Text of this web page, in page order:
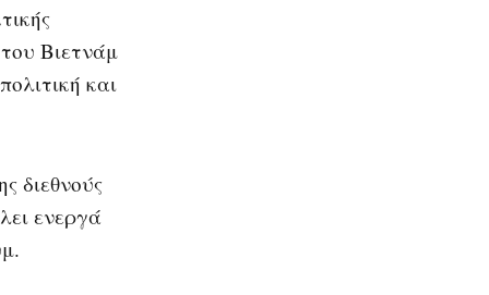
Βιετνάμ
και
διεθνούς
ενεργά